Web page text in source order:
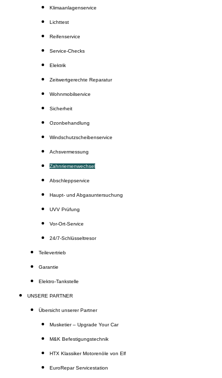
Klimaanlagenservice
Lichttest
Reifenservice
Service-Checks
Elektrik
Zeitwertgerechte Reparatur
Wohnmobilservice
Sicherheit
Ozonbehandlung
Windschutzscheibenservice
Achsvermessung
Zahnriemenwechsel
Abschleppservice
Haupt- und Abgasuntersuchung
UVV Prüfung
Vor-Ort-Service
24/7-Schlüsseltresor
Teilevertrieb
Garantie
Elektro-Tankstelle
UNSERE PARTNER
Übersicht unserer Partner
Musketier – Upgrade Your Car
M&K Befestigungstechnik
HTX Klassiker Motorenöle von Elf
EuroRepar Servicestation